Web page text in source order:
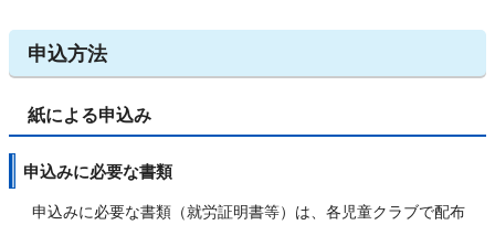
申込方法
紙による申込み
申込みに必要な書類
申込みに必要な書類（就労証明書等）は、各児童クラブで配布